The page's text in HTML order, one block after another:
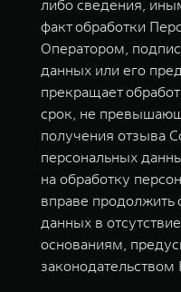
либо сведения,
факт обработки
Оператором,
данных или его
прекращает
срок, не
получения отзыва
персональных
на обработку
вправе продолжить
данных в
основаниям,